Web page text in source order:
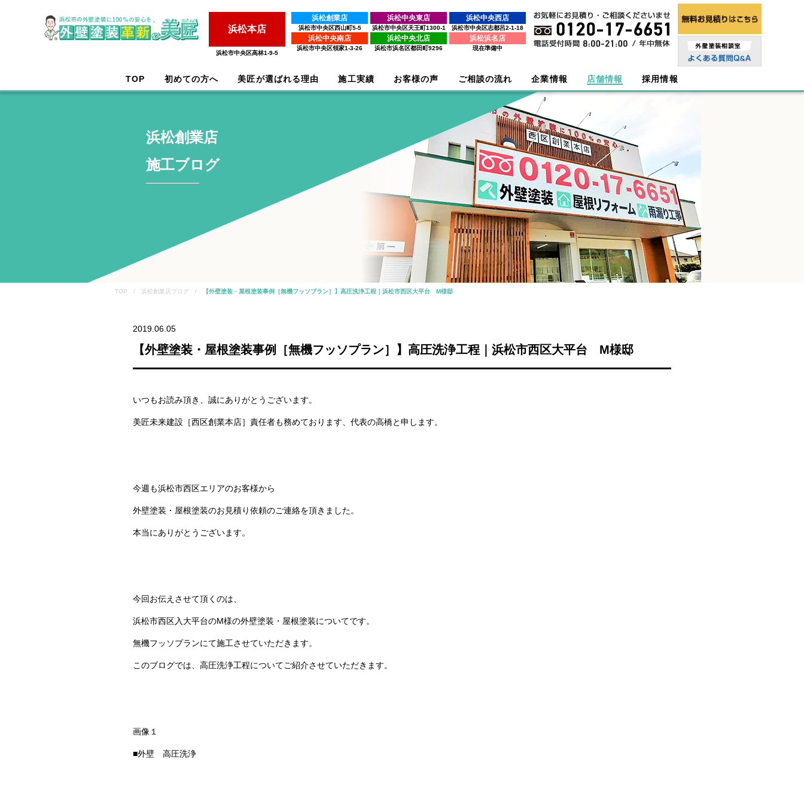
浜松本店
浜松市中央区高林1-9-5
浜松創業店
浜松市中央区西山町5-5
浜松中央東店
浜松市中央区天王町1300-1
浜松中央西店
浜松市中央区志都呂2-1-18
浜松中央南店
浜松市中央区領家1-3-26
浜松中央北店
浜松市浜名区都田町9296
浜松浜名店
現在準備中
TOP 初めての方へ 美匠が選ばれる理由 施工実績 お客様の声 ご相談の流れ 企業情報 店舗情報 採用情報
浜松創業店
施工ブログ
TOP / 浜松創業店ブログ / 【外壁塗装・屋根塗装事例［無機フッソプラン］】高圧洗浄工程｜浜松市西区大平台 M様邸
2019.06.05
【外壁塗装・屋根塗装事例［無機フッソプラン］】高圧洗浄工程｜浜松市西区大平台 M様邸
いつもお読み頂き、誠にありがとうございます。
美匠未来建設［西区創業本店］責任者も務めております、代表の高橋と申します。
今週も浜松市西区エリアのお客様から
外壁塗装・屋根塗装のお見積り依頼のご連絡を頂きました。
本当にありがとうございます。
今回お伝えさせて頂くのは、
浜松市西区入大平台のM様の外壁塗装・屋根塗装についてです。
無機フッソプランにて施工させていただきます。
このブログでは、高圧洗浄工程についてご紹介させていただきます。
画像１
■外壁 高圧洗浄